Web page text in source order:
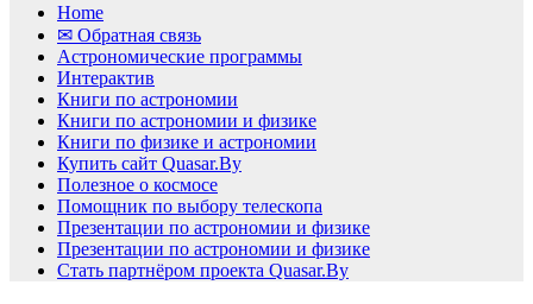
Home
✉ Обратная связь
Астрономические программы
Интерактив
Книги по астрономии
Книги по астрономии и физике
Книги по физике и астрономии
Купить сайт Quasar.By
Полезное о космосе
Помощник по выбору телескопа
Презентации по астрономии и физике
Презентации по астрономии и физике
Стать партнёром проекта Quasar.By